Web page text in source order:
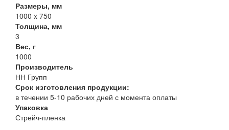
Размеры, мм
1000 x 750
Толщина, мм
3
Вес, г
1000
Производитель
НН Групп
Срок изготовления продукции:
в течении 5-10 рабочих дней с момента оплаты
Упаковка
Стрейч-пленка